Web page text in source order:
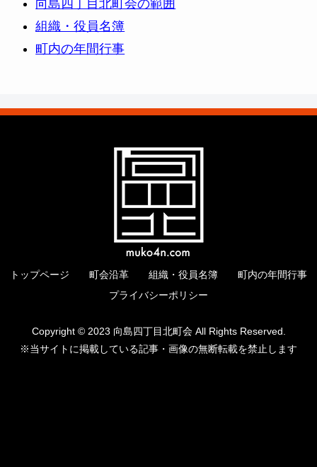
向島四丁目北町会の範囲
組織・役員名簿
町内の年間行事
トップページ 町会沿革 組織・役員名簿
町内の年間行事
プライバシーポリシー
Copyright © 2023 向島四丁目北町会 All Rights Reserved.
※当サイトに掲載している記事・画像の無断転載を禁止します